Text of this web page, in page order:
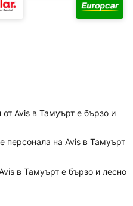
Avis в Тамуърт е бързо и
персонала на Avis в Тамуърт
в Тамуърт е бързо и лесно